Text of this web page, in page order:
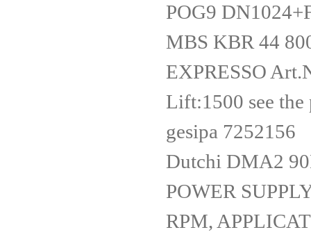
POG9
MBS KBR 44
EXPRESSO
Lift:1500 see the
gesipa 7252156
Dutchi DMA2
POWER
RPM,